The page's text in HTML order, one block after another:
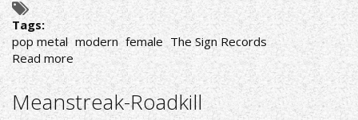
Tags:
pop metal modern female The Sign Records
Read more about
Προεφηβικό
pop
metal
Meanstreak-Roadkill